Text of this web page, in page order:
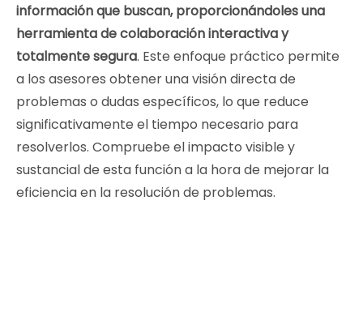
información que buscan, proporcionándoles una
herramienta de colaboración interactiva y
totalmente segura. Este enfoque práctico permite
a los asesores obtener una visión directa de
problemas o dudas específicos, lo que reduce
significativamente el tiempo necesario para
resolverlos. Compruebe el impacto visible y
sustancial de esta función a la hora de mejorar la
eficiencia en la resolución de problemas.